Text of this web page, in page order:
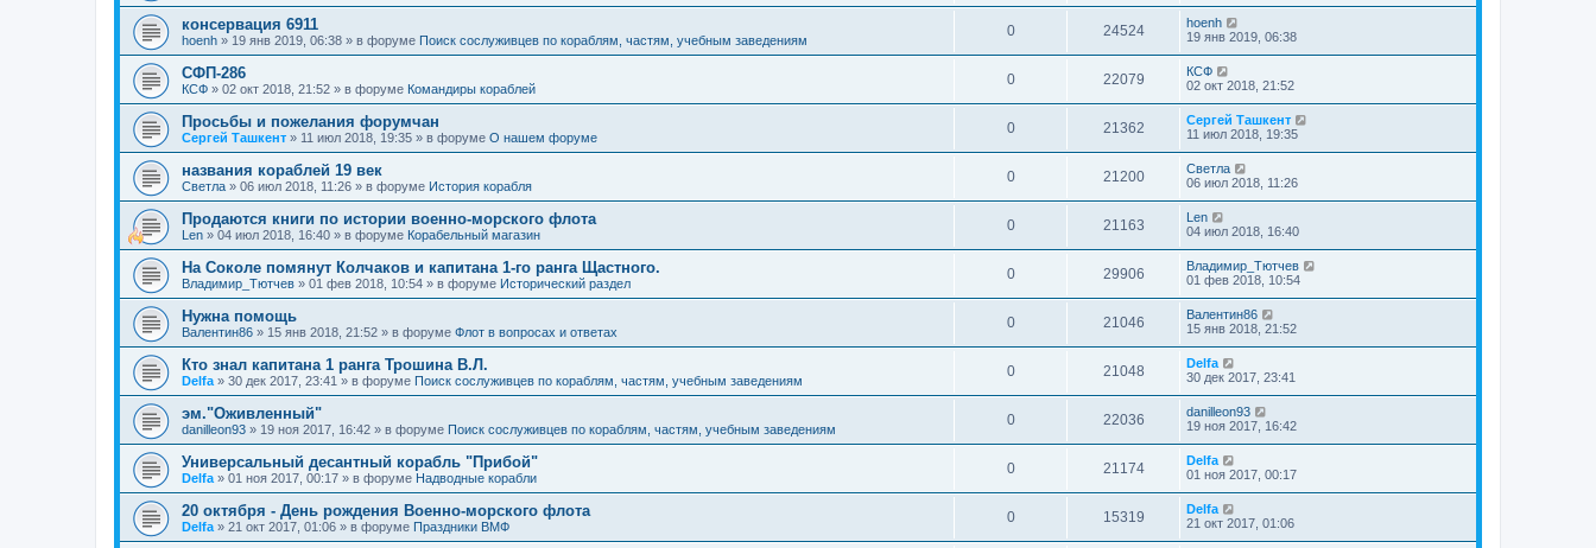
консервация 6911
hoenh » 19 янв 2019, 06:38 » в форуме Поиск сослуживцев по кораблям, частям, учебным заведениям
0 24524
hoenh
19 янв 2019, 06:38
СФП-286
КСФ » 02 окт 2018, 21:52 » в форуме Командиры кораблей
0 22079
КСФ
02 окт 2018, 21:52
Просьбы и пожелания форумчан
Сергей Ташкент » 11 июл 2018, 19:35 » в форуме О нашем форуме
0 21362
Сергей Ташкент
11 июл 2018, 19:35
названия кораблей 19 век
Cветла » 06 июл 2018, 11:26 » в форуме История корабля
0 21200
Cветла
06 июл 2018, 11:26
Продаются книги по истории военно-морского флота
Len » 04 июл 2018, 16:40 » в форуме Корабельный магазин
0 21163
Len
04 июл 2018, 16:40
На Соколе помянут Колчаков и капитана 1-го ранга Щастного.
Владимир_Тютчев » 01 фев 2018, 10:54 » в форуме Исторический раздел
0 29906
Владимир_Тютчев
01 фев 2018, 10:54
Нужна помощь
Валентин86 » 15 янв 2018, 21:52 » в форуме Флот в вопросах и ответах
0 21046
Валентин86
15 янв 2018, 21:52
Кто знал капитана 1 ранга Трошина В.Л.
Delfa » 30 дек 2017, 23:41 » в форуме Поиск сослуживцев по кораблям, частям, учебным заведениям
0 21048
Delfa
30 дек 2017, 23:41
эм."Оживленный"
danilleon93 » 19 ноя 2017, 16:42 » в форуме Поиск сослуживцев по кораблям, частям, учебным заведениям
0 22036
danilleon93
19 ноя 2017, 16:42
Универсальный десантный корабль "Прибой"
Delfa » 01 ноя 2017, 00:17 » в форуме Надводные корабли
0 21174
Delfa
01 ноя 2017, 00:17
20 октября - День рождения Военно-морского флота
Delfa » 21 окт 2017, 01:06 » в форуме Праздники ВМФ
0 15319
Delfa
21 окт 2017, 01:06